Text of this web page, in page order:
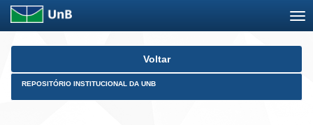
Skip
Voltar
REPOSITÓRIO INSTITUCIONAL DA UNB